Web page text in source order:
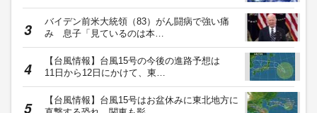
バイデン前米大統領（83）がん闘病で強い痛
み 息子「見ているのは本…
【台風情報】台風15号の今後の進路予想は
11日から12日にかけて、東…
【台風情報】台風15号はお盆休みに東北地方に